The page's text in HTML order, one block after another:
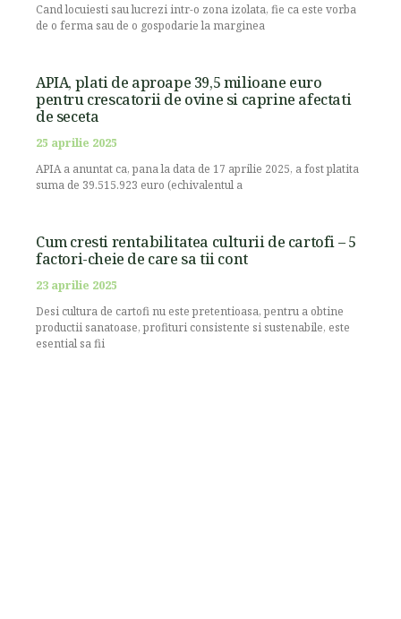
Cand locuiesti sau lucrezi intr-o zona izolata, fie ca este vorba
de o ferma sau de o gospodarie la marginea
APIA, plati de aproape 39,5 milioane euro
pentru crescatorii de ovine si caprine afectati
de seceta
25 aprilie 2025
APIA a anuntat ca, pana la data de 17 aprilie 2025, a fost platita
suma de 39.515.923 euro (echivalentul a
Cum cresti rentabilitatea culturii de cartofi – 5
factori-cheie de care sa tii cont
23 aprilie 2025
Desi cultura de cartofi nu este pretentioasa, pentru a obtine
productii sanatoase, profituri consistente si sustenabile, este
esential sa fii